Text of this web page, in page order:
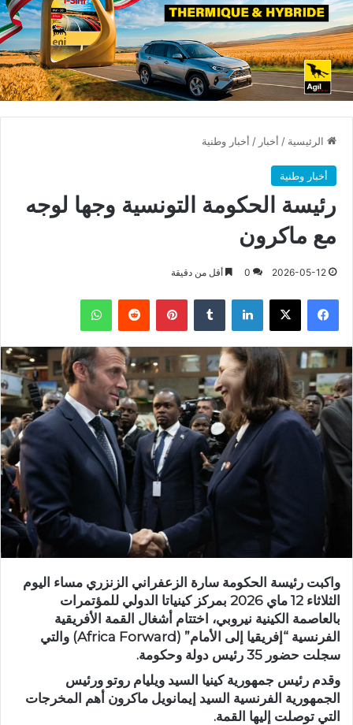
الرئيسية / أخبار / أخبار وطنية
أخبار وطنية
رئيسة الحكومة التونسية وجها لوجه
مع ماكرون
2026-05-12
0 أقل من دقيقة
فيسبوك X لينكدإن بينتيريست واتساب
واكبت رئيسة الحكومة سارة الزعفراني الزنزري مساء اليوم
الثلاثاء 12 ماي 2026 بمركز كينياتا الدولي للمؤتمرات
بالعاصمة الكينية نيروبي، اختتام أشغال القمة الأفريقية
الفرنسية “إفريقيا إلى الأمام” (Africa Forward) والتي
سجلت حضور 35 رئيس دولة وحكومة.
وقدم رئيس جمهورية كينيا السيد ويليام روتو ورئيس
الجمهورية الفرنسية السيد إيمانويل ماكرون أهم المخرجات
التي توصلت إليها القمة.